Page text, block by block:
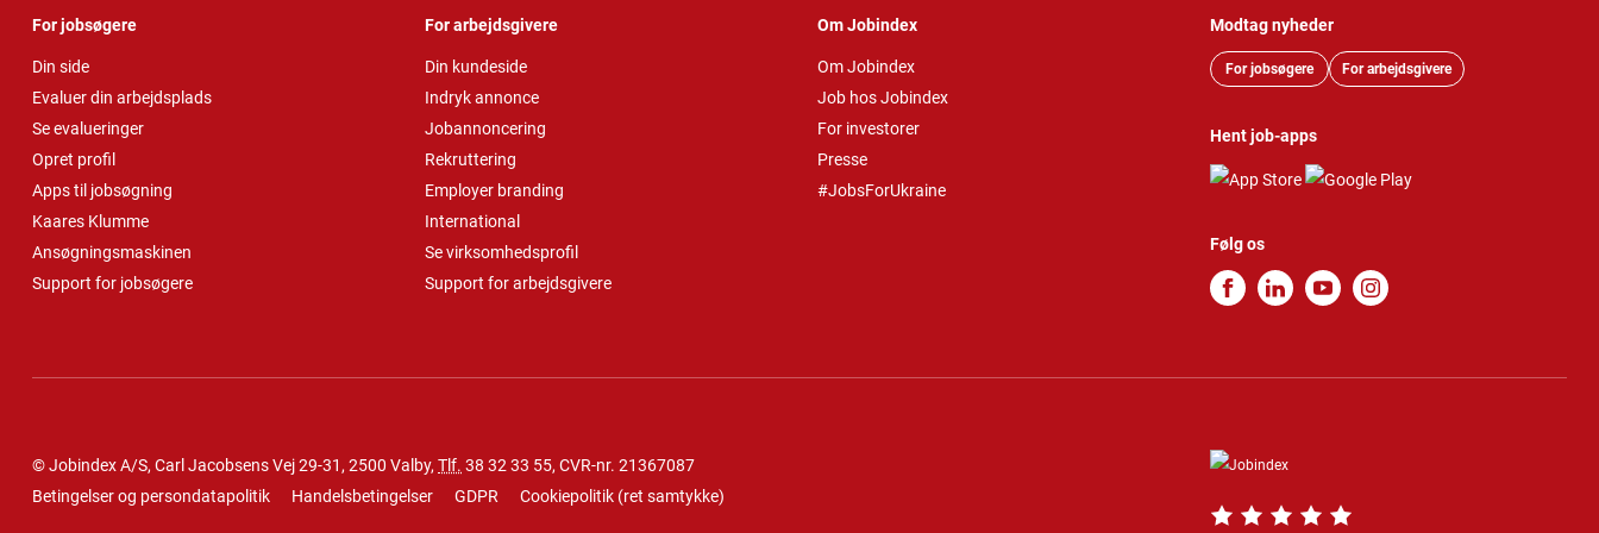
For jobsøgere
Din side
Evaluer din arbejdsplads
Se evalueringer
Opret profil
Apps til jobsøgning
Kaares Klumme
Ansøgningsmaskinen
Support for jobsøgere
For arbejdsgivere
Din kundeside
Indryk annonce
Jobannoncering
Rekruttering
Employer branding
International
Se virksomhedsprofil
Support for arbejdsgivere
Om Jobindex
Om Jobindex
Job hos Jobindex
For investorer
Presse
#JobsForUkraine
Modtag nyheder
For jobsøgere For arbejdsgivere
Hent job-apps
Følg os
© Jobindex A/S, Carl Jacobsens Vej 29-31, 2500 Valby, Tlf. 38 32 33 55, CVR-nr. 21367087
Betingelser og persondatapolitik
Handelsbetingelser GDPR Cookiepolitik (ret samtykke)